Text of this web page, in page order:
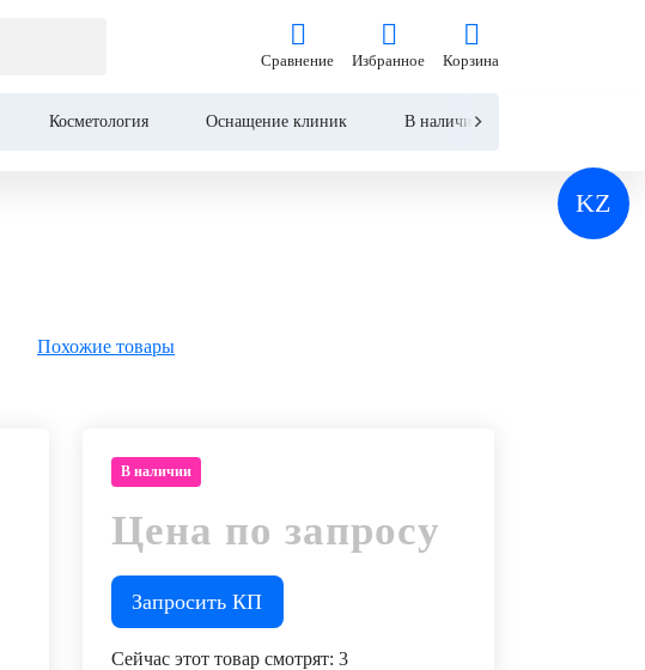
KZ
Сравнение
Сравнение
Избранное Корзина
Косметология Оснащение клиник В наличии
Цена по запросу
Запросить КП
Похожие товары
В наличии
Цена по запросу
Запросить КП
Сейчас этот товар смотрят: 3